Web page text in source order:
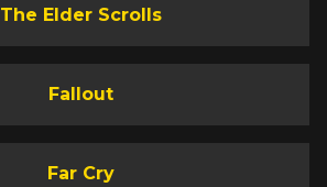
The Elder Scrolls
Fallout
Far Cry